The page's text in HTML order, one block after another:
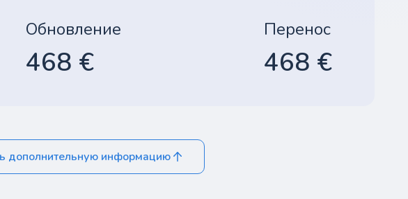
Обновление
468 €
Перенос
468 €
дополнительную информацию